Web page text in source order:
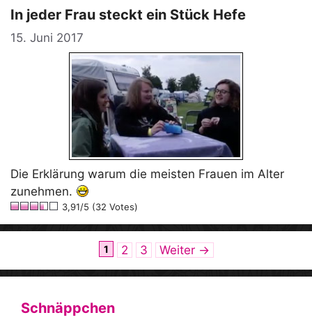
In jeder Frau steckt ein Stück Hefe
15. Juni 2017
Die Erklärung warum die meisten Frauen im Alter
zunehmen.
3,91/5 (32 Votes)
Seite
1 Seite
2 Seite
3 Weiter →
Schnäppchen